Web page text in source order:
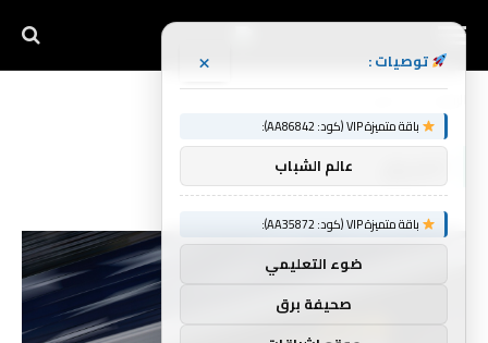
توصيات : ×
باقة متميزة VIP (كود: AA86842):
عالم الشباب
باقة متميزة VIP (كود: AA35872):
ضوء التعليمي
صحيفة برق